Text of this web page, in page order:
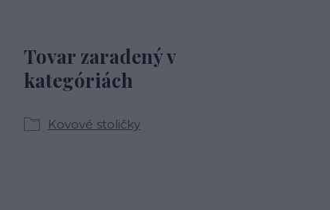
Tovar zaradený v
kategóriách
Kovové stoličky